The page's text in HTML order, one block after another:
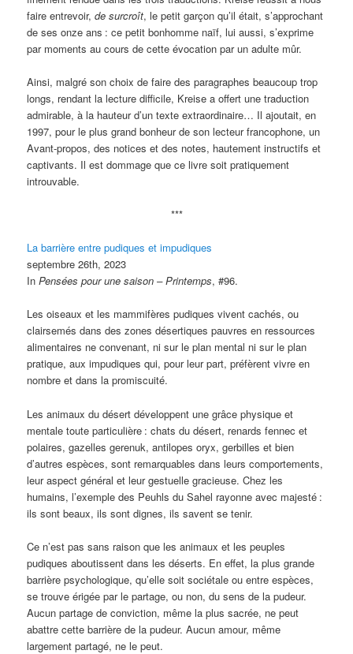
faire entrevoir,de surcroît, le petit garçon qu’il était, s’approchant
de ses onze ans : ce petit bonhomme naïf, lui aussi, s’exprime
par moments au cours de cette évocation par un adulte mûr.
Ainsi, malgré son choix de faire des paragraphes beaucoup trop
longs, rendant la lecture difficile, Kreise a offert une traduction
admirable, à la hauteur d’un texte extraordinaire… Il ajoutait, en
1997, pour le plus grand bonheur de son lecteur francophone, un
Avant-propos, des notices et des notes, hautement instructifs et
captivants. Il est dommage que ce livre soit pratiquement
introuvable.
***
La barrière entre pudiques et impudiques
septembre 26th, 2023
InPensées pour une saison – Printemps, #96.
Les oiseaux et les mammifères pudiques vivent cachés, ou
clairsemés dans des zones désertiques pauvres en ressources
alimentaires ne convenant, ni sur le plan mental ni sur le plan
pratique, aux impudiques qui, pour leur part, préfèrent vivre en
nombre et dans la promiscuité.
Les animaux du désert développent une grâce physique et
mentale toute particulière : chats du désert, renards fennec et
polaires, gazelles gerenuk, antilopes oryx, gerbilles et bien
d’autres espèces, sont remarquables dans leurs comportements,
leur aspect général et leur gestuelle gracieuse. Chez les
humains, l’exemple des Peuhls du Sahel rayonne avec majesté :
ils sont beaux, ils sont dignes, ils savent se tenir.
Ce n’est pas sans raison que les animaux et les peuples
pudiques aboutissent dans les déserts. En effet, la plus grande
barrière psychologique, qu’elle soit sociétale ou entre espèces,
se trouve érigée par le partage, ou non, du sens de la pudeur.
Aucun partage de conviction, même la plus sacrée, ne peut
abattre cette barrière de la pudeur. Aucun amour, même
largement partagé, ne le peut.